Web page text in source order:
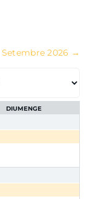
Setembre 2026 →
DIUMENGE